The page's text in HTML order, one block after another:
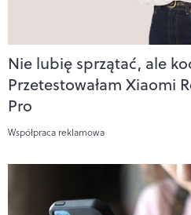
Nie lubię sprzątać, ale
Przetestowałam Xiaomi
Pro
Współpraca reklamowa